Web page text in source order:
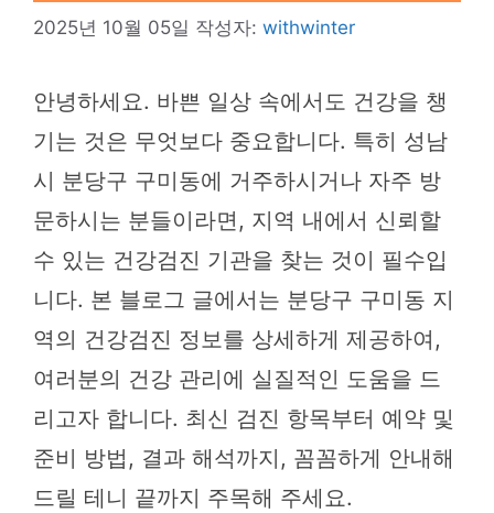
2025년 10월 05일 작성자: withwinter
안녕하세요. 바쁜 일상 속에서도 건강을 챙
기는 것은 무엇보다 중요합니다. 특히 성남
시 분당구 구미동에 거주하시거나 자주 방
문하시는 분들이라면, 지역 내에서 신뢰할
수 있는 건강검진 기관을 찾는 것이 필수입
니다. 본 블로그 글에서는 분당구 구미동 지
역의 건강검진 정보를 상세하게 제공하여,
여러분의 건강 관리에 실질적인 도움을 드
리고자 합니다. 최신 검진 항목부터 예약 및
준비 방법, 결과 해석까지, 꼼꼼하게 안내해
드릴 테니 끝까지 주목해 주세요.